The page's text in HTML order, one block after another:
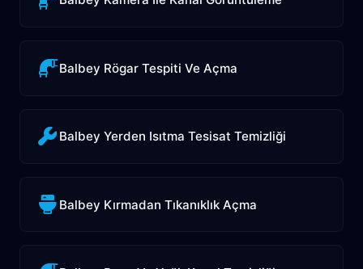
Balbey Rögar Tespiti Ve Açma
Balbey Yerden Isıtma Tesisat Temizliği
Balbey Kırmadan Tıkanıklık Açma